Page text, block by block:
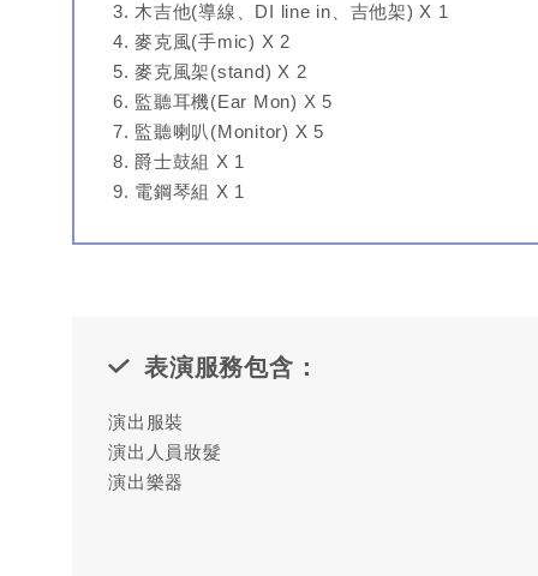
木吉他(導線、DI line in、吉他架) X 1
麥克風(手mic) X 2
麥克風架(stand) X 2
監聽耳機(Ear Mon) X 5
監聽喇叭(Monitor) X 5
爵士鼓組 X 1
電鋼琴組 X 1
表演服務包含：
演出服裝
演出人員妝髮
演出樂器